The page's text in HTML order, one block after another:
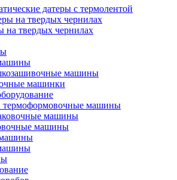
датеры с термолентой
на твердых чернилах
на твердых чернилах
машины
машинки
термоформовочные машины
машины
машины